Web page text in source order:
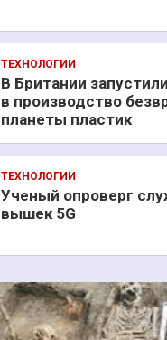
ТЕХНОЛОГИИ
В Британии запустили
в производство
планеты пластик
ТЕХНОЛОГИИ
Ученый опроверг
вышек 5G